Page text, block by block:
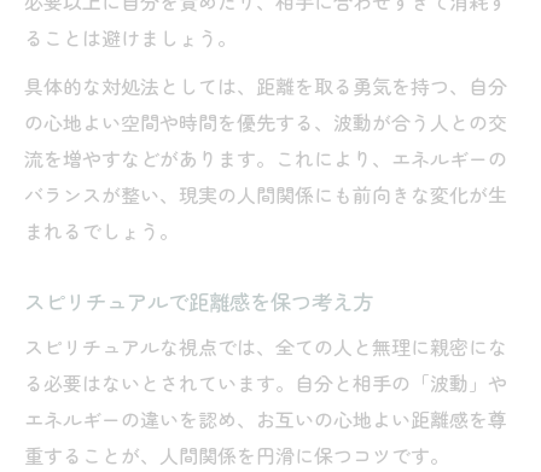
ることは避けましょう。
具体的な対処法としては、距離を取る勇気を持つ、自分
の心地よい空間や時間を優先する、波動が合う人との交
流を増やすなどがあります。これにより、エネルギーの
バランスが整い、現実の人間関係にも前向きな変化が生
まれるでしょう。
スピリチュアルで距離感を保つ考え方
スピリチュアルな視点では、全ての人と無理に親密にな
る必要はないとされています。自分と相手の「波動」や
エネルギーの違いを認め、お互いの心地よい距離感を尊
重することが、人間関係を円滑に保つコツです。